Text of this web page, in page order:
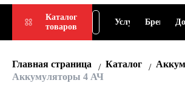
Каталог
товаров
Подбор
АКБ
Услуги Бренды
Главная страница Каталог
Аккумуляторы 4 АЧ